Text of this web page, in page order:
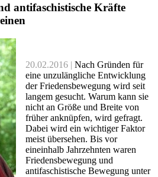
antifaschistische Kräfte
20.02.2016 | Nach Gründen für
eine unzulängliche Entwicklung
der Friedensbewegung wird seit
langem gesucht. Warum kann sie
nicht an Größe und Breite von
früher anknüpfen, wird gefragt.
Dabei wird ein wichtiger Faktor
meist übersehen. Bis vor
eineinhalb Jahrzehnten waren
Friedensbewegung und
antifaschistische Bewegung unter